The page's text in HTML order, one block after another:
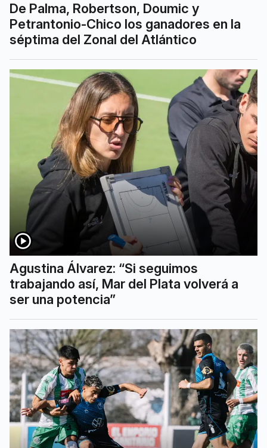
De Palma, Robertson, Doumic y
Petrantonio-Chico los ganadores en la
séptima del Zonal del Atlántico
Agustina Álvarez: “Si seguimos
trabajando así, Mar del Plata volverá a
ser una potencia”